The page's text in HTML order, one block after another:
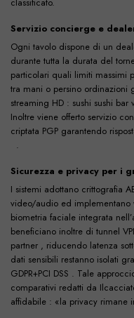
Servizio concierge e
Ogni tavolo dispone di un
durante tutta la durata del
particolari quali limiti massimi
tra mani o persino ordinazioni
streaming HD : sushi sushi
Inoltre viene offerto servizio
criptata PGP garantendo
Sicurezza e privacy per i
I sistemi adottano crittografia
video/audio ed implementano
biometria faciale integrata
beneficiano inoltre di tunnel
partner , riducendo latenza
dati sensibili restanno isolati
GDPR+PCI DSS . Tale
comparativi redatti da
affidabile : «la privacy rimane